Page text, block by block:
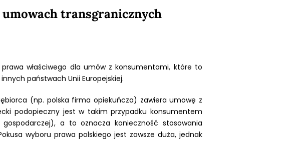
umowach transgranicznych
właściwego dla umów z konsumentami, które to
państwach Unii Europejskiej.
(np. polska firma opiekuńcza) zawiera umowę z
podopieczny jest w takim przypadku konsumentem
a to oznacza konieczność stosowania
wyboru prawa polskiego jest zawsze duża, jednak